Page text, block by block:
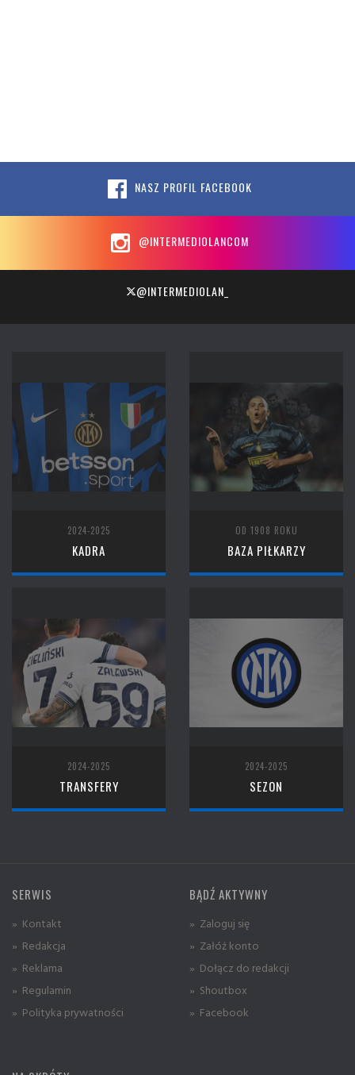
NASZ PROFIL FACEBOOK
@INTERMEDIOLANCOM
@INTERMEDIOLAN_
2024-2025
KADRA
OD 1908 ROKU
BAZA PIŁKARZY
2024-2025
TRANSFERY
2024-2025
SEZON
SERWIS
» Kontakt
» Redakcja
» Reklama
» Regulamin
» Polityka prywatności
BĄDŹ AKTYWNY
» Zaloguj się
» Załóż konto
» Dołącz do redakcji
» Shoutbox
» Facebook